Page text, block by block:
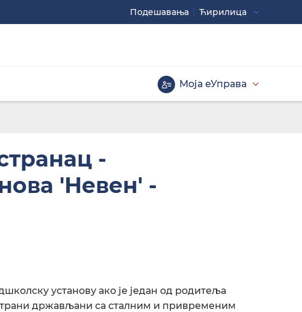
Моја еУправа
Ћирилица
Подешавaња
-
'Невен' -
установу ако је један од родитеља
држављани са сталним и привременим